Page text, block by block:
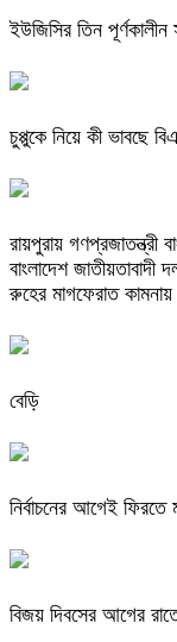
ইউজিসির তিন
চুপ্পুকে নিয়ে কী ভাবছে
রায়পুরায় গণপ্রজাতন্ত্রী
বাংলাদেশ জাতীয়তাবাদী
রুহের মাগফেরাত
বেড়ি
নির্বাচনের আগেই
বিজয় দিবসের আগের